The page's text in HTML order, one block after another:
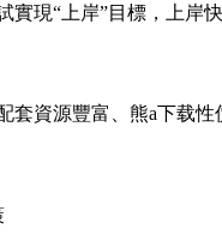
實現“上岸”目標，上岸
套資源豐富、熊a下载